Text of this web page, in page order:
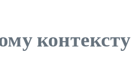
контексту